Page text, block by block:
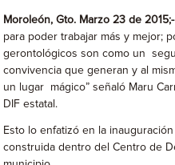
Moroleón, Gto. Marzo 23 de
para poder trabajar más y mejor;
gerontológicos son como un
convivencia que generan y al
un lugar mágico” señaló Maru
DIF estatal.
Esto lo enfatizó en la
construida dentro del Centro de